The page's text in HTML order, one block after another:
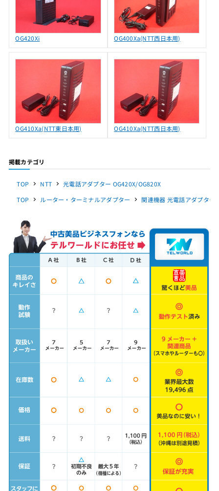
OG420Xi OG400Xa(NTT西日本用)
OG410Xa(NTT東日本用) OG410Xa(NTT西日本用)
掲載カテゴリ
TOP NTT
光電話アダプター OG420X/OG820X
TOP
ルーター・ターミナルアダプター 関連機器 光電話アダプター